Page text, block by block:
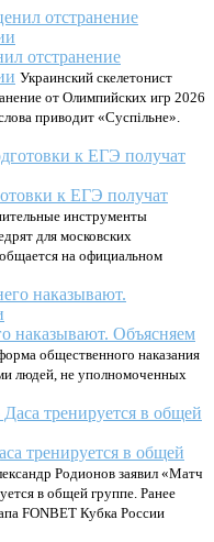
отстранение
Украинский скелетонист
от Олимпийских игр 2026
приводит «Суспільне».
к ЕГЭ получат
инструменты
для московских
на официальном
наказывают. Объясняем
общественного наказания
людей, не уполномоченных
тренируется в общей
Родионов заявил «Матч
в общей группе. Ранее
FONBET Кубка России